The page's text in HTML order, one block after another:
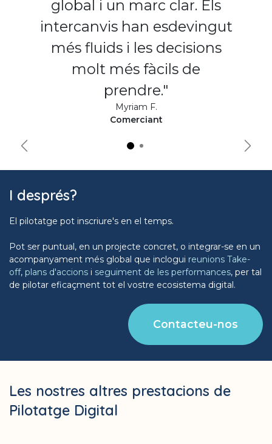
global i un marc clar. Els
intercanvis han esdevingut
més fluids i les decisions
molt més fàcils de
prendre."
Myriam F.
Comerciant
Précédent
I després?
El pilotatge pot inscriure's en el temps.
Pot ser puntual, en un projecte concret, o integrar-se en un
acompanyament més global que inclogui reunions Take-
off, plans d'accions i seguiment de les performances, per tal
de pilotar eficaçment tot el vostre ecosistema digital.
Contacteu-nos
Les nostres altres prestacions de
Pilotatge Digital